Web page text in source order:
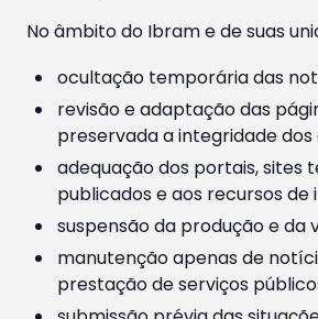
No âmbito do Ibram e de suas
ocultação temporária das
revisão e adaptação das
preservada a integridade
adequação dos portais, sites
publicados e aos recursos de
suspensão da produção e
manutenção apenas de
prestação de serviços